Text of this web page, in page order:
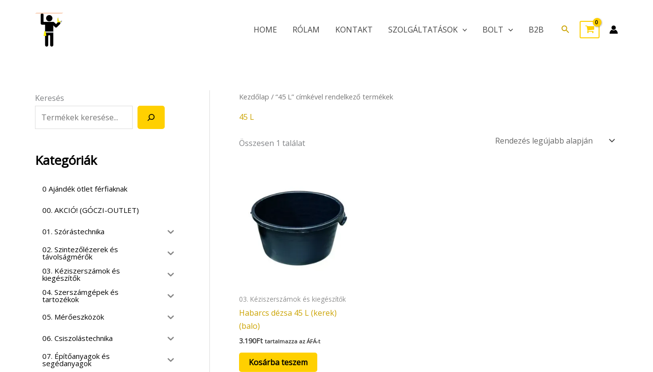
HOME RÓLAM KONTAKT SZOLGÁLTATÁSOK BOLT B2B Search
Keresés
Kategóriák
0 Ajándék ötlet férfiaknak
00. AKCIÓ! (GÓCZI-OUTLET)
01. Szórástechnika
02. Szintezőlézerek és
távolságmérők
03. Kéziszerszámok és
kiegészítők
04. Szerszámgépek és
tartozékok
05. Mérőeszközök
06. Csiszolástechnika
07. Építőanyagok és
segédanyagok
Kezdőlap / “45 L” címkével rendelkező termékek
45 L
Összesen 1 találat
03. Kéziszerszámok és kiegészítők
Habarcs dézsa 45 L (kerek)
(balo)
3.190Ft tartalmazza az ÁFÁ-t
Kosárba teszem